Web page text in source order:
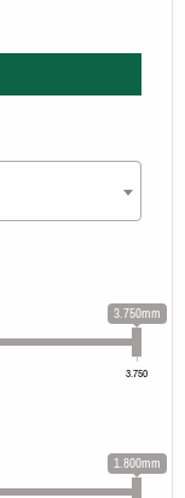
3.750mm
3.750
1.800mm